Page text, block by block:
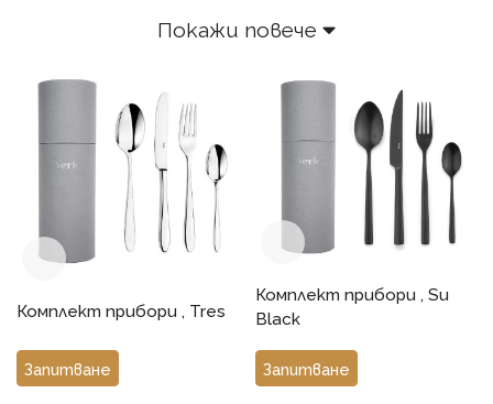
са с висококачествена изработка, подходящи за
комбинация от елегантност и функционалност, като
включва всичко необходимо за вашата маса. Всеки
комплект съдържа по 6 броя от основните прибори:
ножове, вилици, лъжици и лъжички.
Изработени с внимание към детайла, тези прибори
ще добавят стил и изтънченост към всяко ваше
семейно или празнично събиране. Независимо дали
поднасяте ежедневна вечеря или специален обяд,
този комплект ще задоволи всичките ви нужди.
Покажи повече
Комплект прибори , Tres
Запитване
Комплект прибори , Su
Black
Запитване